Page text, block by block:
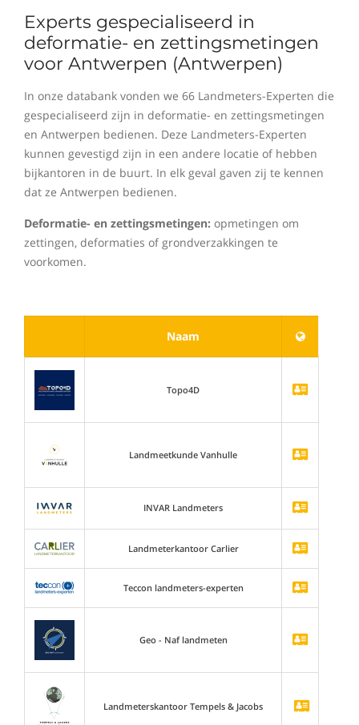
Experts gespecialiseerd in
deformatie- en zettingsmetingen
voor Antwerpen (Antwerpen)
In onze databank vonden we 66 Landmeters-Experten die
gespecialiseerd zijn in deformatie- en zettingsmetingen
en Antwerpen bedienen. Deze Landmeters-Experten
kunnen gevestigd zijn in een andere locatie of hebben
bijkantoren in de buurt. In elk geval gaven zij te kennen
dat ze Antwerpen bedienen.
Deformatie- en zettingsmetingen: opmetingen om
zettingen, deformaties of grondverzakkingen te
voorkomen.
Naam
Topo4D
Landmeetkunde Vanhulle
INVAR Landmeters
Landmeterkantoor Carlier
Teccon landmeters-experten
Geo - Naf landmeten
Landmeterskantoor Tempels & Jacobs